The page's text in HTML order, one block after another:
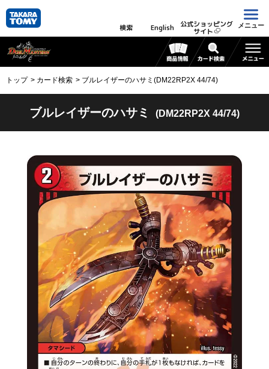
検索 English 公式ショッピング
サイト
メニュー
トップ カード検索 ブルレイザーのハサミ(DM22RP2X 44/74)
ブルレイザーのハサミ (DM22RP2X 44/74)